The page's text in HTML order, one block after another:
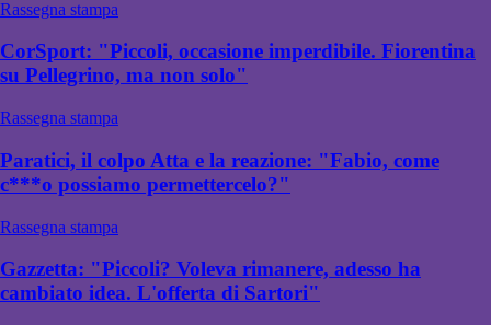
Rassegna stampa
CorSport: "Piccoli, occasione imperdibile. Fiorentina
su Pellegrino, ma non solo"
Rassegna stampa
Paratici, il colpo Atta e la reazione: "Fabio, come
c***o possiamo permettercelo?"
Rassegna stampa
Gazzetta: "Piccoli? Voleva rimanere, adesso ha
cambiato idea. L'offerta di Sartori"